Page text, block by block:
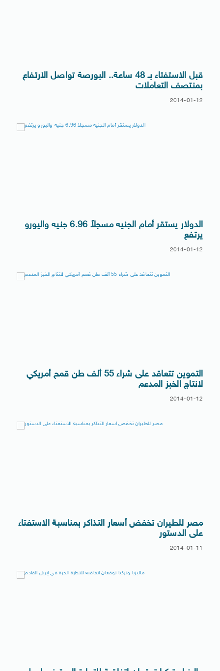
قبل الاستفتاء بـ 48 ساعة.. البورصة تواصل الارتفاع
بمنتصف التعاملات
2014-01-12
الدولار يستقر أمام الجنيه مسجلاً 6.96 جنيه واليورو
يرتفع
2014-01-12
التموين تتعاقد على شراء 55 ألف طن قمح أمريكي
لانتاج الخبز المدعم
2014-01-12
مصر للطيران تخفض أسعار التذاكر بمناسبة الاستفتاء
على الدستور
2014-01-11